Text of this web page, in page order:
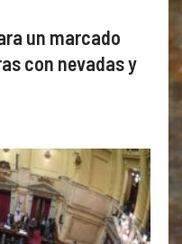
un marcado
con nevadas y